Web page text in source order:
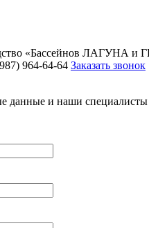
«Бассейнов ЛАГУНА
964-64-64 Заказать звонок
данные и наши